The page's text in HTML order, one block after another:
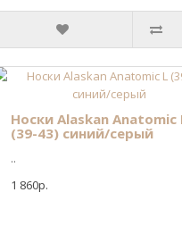
Носки Alaskan Anatomic
(39-43) синий/серый
..
1 860р.